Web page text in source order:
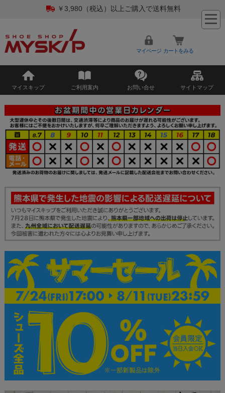
￥3,980（税込）以上ご購入で送料無料
マイページ カートをみる
マイスキップ ご利用案内 お問い合せ サイトマップ